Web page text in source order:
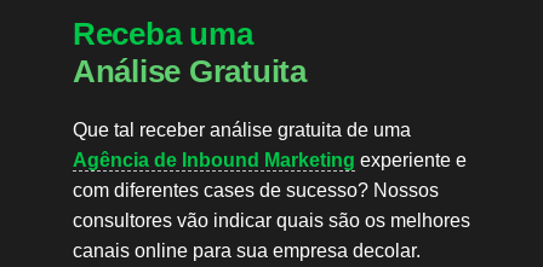
Receba uma
Análise Gratuita
Que tal receber análise gratuita de uma
Agência de Inbound Marketing experiente e
com diferentes cases de sucesso? Nossos
consultores vão indicar quais são os melhores
canais online para sua empresa decolar.